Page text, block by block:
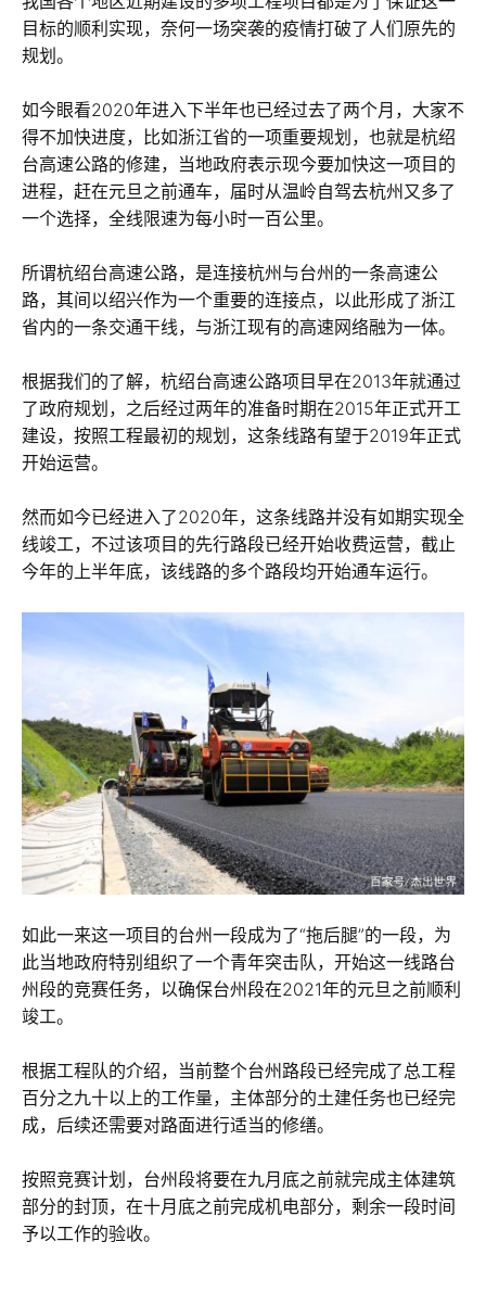
目标的顺利实现，奈何一场突袭的疫情打破了人们原先的
规划。
如今眼看2020年进入下半年也已经过去了两个月，大家不
得不加快进度，比如浙江省的一项重要规划，也就是杭绍
台高速公路的修建，当地政府表示现今要加快这一项目的
进程，赶在元旦之前通车，届时从温岭自驾去杭州又多了
一个选择，全线限速为每小时一百公里。
所谓杭绍台高速公路，是连接杭州与台州的一条高速公
路，其间以绍兴作为一个重要的连接点，以此形成了浙江
省内的一条交通干线，与浙江现有的高速网络融为一体。
根据我们的了解，杭绍台高速公路项目早在2013年就通过
了政府规划，之后经过两年的准备时期在2015年正式开工
建设，按照工程最初的规划，这条线路有望于2019年正式
开始运营。
然而如今已经进入了2020年，这条线路并没有如期实现全
线竣工，不过该项目的先行路段已经开始收费运营，截止
今年的上半年底，该线路的多个路段均开始通车运行。
如此一来这一项目的台州一段成为了“拖后腿”的一段，为
此当地政府特别组织了一个青年突击队，开始这一线路台
州段的竞赛任务，以确保台州段在2021年的元旦之前顺利
竣工。
根据工程队的介绍，当前整个台州路段已经完成了总工程
百分之九十以上的工作量，主体部分的土建任务也已经完
成，后续还需要对路面进行适当的修缮。
按照竞赛计划，台州段将要在九月底之前就完成主体建筑
部分的封顶，在十月底之前完成机电部分，剩余一段时间
予以工作的验收。